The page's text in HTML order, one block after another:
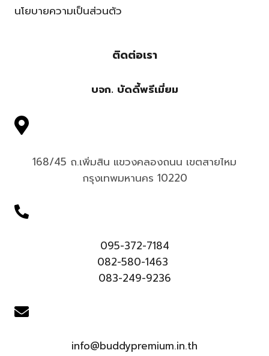
นโยบายความเป็นส่วนตัว
ติดต่อเรา
บจก. บัดดี้พรีเมี่ยม
168/45 ถ.เพิ่มสิน แขวงคลองถนน เขตสายไหม
กรุงเทพมหานคร 10220
095-372-7184
082-580-1463
083-249-9236
info@buddypremium.in.th